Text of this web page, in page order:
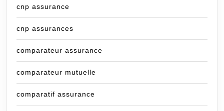
cnp assurance
cnp assurances
comparateur assurance
comparateur mutuelle
comparatif assurance